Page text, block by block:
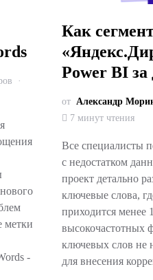
метки
-
Как
Power BI
от Александр
7 минут чтения
Все специалисты
с недостатком
проект детально
ключевые слова,
приходится менее
высокочастотных
ключевых слов не
для внесения